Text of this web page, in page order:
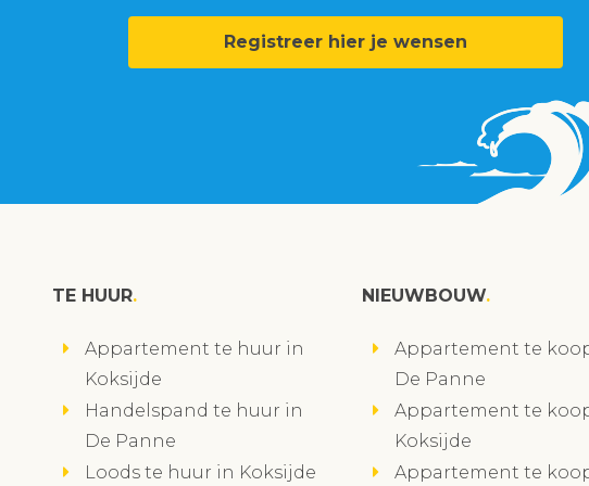
Registreer hier je wensen
TE HUUR
Appartement te huur in
Koksijde
Handelspand te huur in
De Panne
Loods te huur in Koksijde
NIEUWBOUW
Appartement te
De Panne
Appartement te
Koksijde
Appartement te